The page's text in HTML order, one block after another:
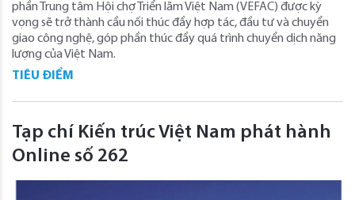
phần Trung tâm Hội chợ Triển lãm Việt Nam (VEFAC) được kỳ
vọng sẽ trở thành cầu nối thúc đẩy hợp tác, đầu tư và chuyển
giao công nghệ, góp phần thúc đẩy quá trình chuyển dịch năng
lượng của Việt Nam.
TIÊU ĐIỂM
Tạp chí Kiến trúc Việt Nam phát hành
Online số 262